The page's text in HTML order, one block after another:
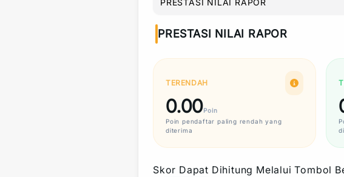
PRESTASI NILAI RAPOR
PRESTASI NILAI RAPOR
TERENDAH
0.00Poin
Poin pendaftar paling rendah yang
diterima
Skor Dapat Dihitung Melalui Tombol